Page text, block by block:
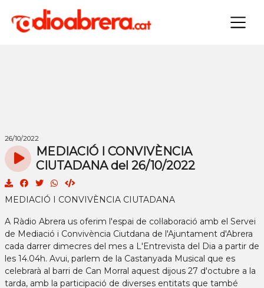
×
26/10/2022
MEDIACIÓ I CONVIVÈNCIA
CIUTADANA del 26/10/2022
MEDIACIÓ I CONVIVÈNCIA CIUTADANA
A Ràdio Abrera us oferim l'espai de col·laboració amb el Servei
de Mediació i Convivència Ciutdana de l'Ajuntament d'Abrera
cada darrer dimecres del mes a L'Entrevista del Dia a partir de
les 14.04h. Avui, parlem de la Castanyada Musical que es
celebrarà al barri de Can Morral aquest dijous 27 d'octubre a la
tarda, amb la participació de diverses entitats que també